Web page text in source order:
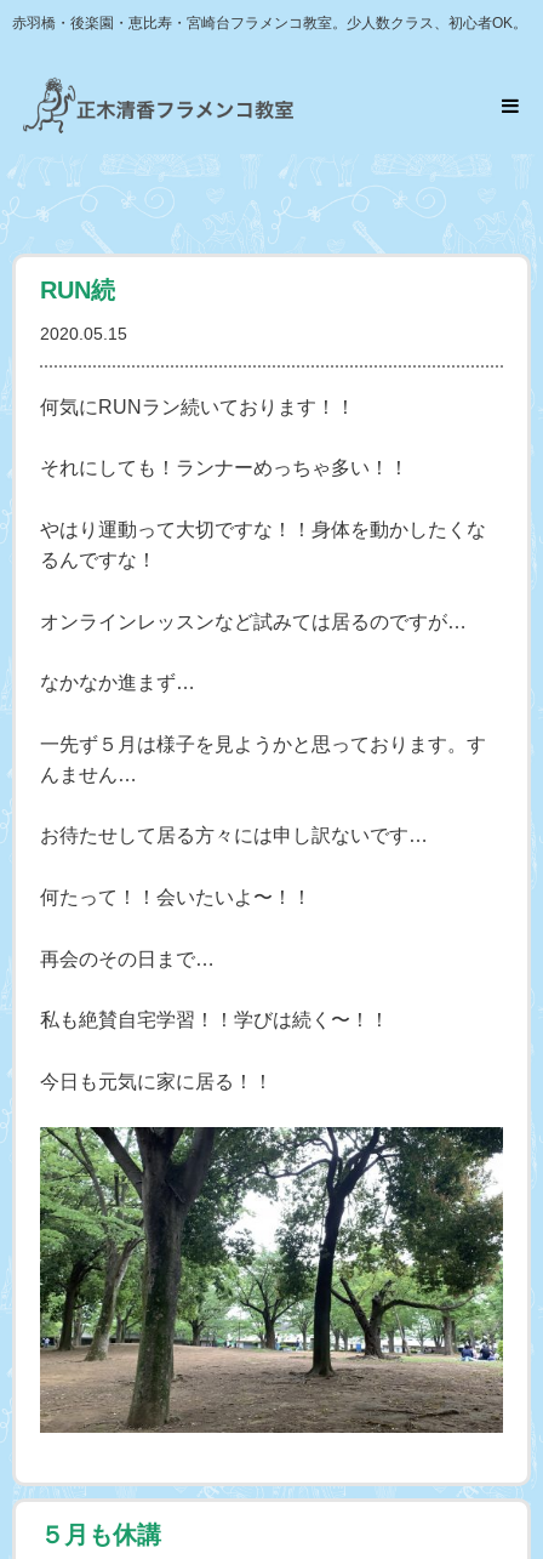
赤羽橋・後楽園・恵比寿・宮崎台フラメンコ教室。少人数クラス、初心者OK。
RUN続
2020.05.15
何気にRUNラン続いております！！
それにしても！ランナーめっちゃ多い！！
やはり運動って大切ですな！！身体を動かしたくな
るんですな！
オンラインレッスンなど試みては居るのですが…
なかなか進まず…
一先ず５月は様子を見ようかと思っております。す
んません…
お待たせして居る方々には申し訳ないです…
何たって！！会いたいよ〜！！
再会のその日まで…
私も絶賛自宅学習！！学びは続く〜！！
今日も元気に家に居る！！
５月も休講